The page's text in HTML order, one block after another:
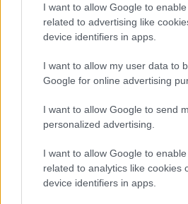
I want to allow Google to
related to advertising like
device identifiers in apps.
I want to allow my user data to
Google for online advertising
I want to allow Google to send
personalized advertising.
I want to allow Google to
related to analytics like cookies
device identifiers in apps.
Végre megoldotta az Apple az
Végre ezt is tudja az iPhone
szeretnél
iOS 27: Ez a három új funkció
15 év után változik az iPhone
További hírek